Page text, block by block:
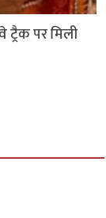
पर मिली